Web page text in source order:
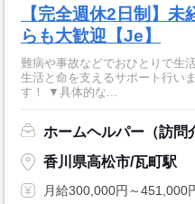
【完全週休2日制】
らも大歓迎【Je】
難病や事故などでおひとりで生
生活と命を支えるサポート行います。 ◎未経験から始める
す！ ▼具体的な...
ホームヘルパー（訪問
香川県高松市/瓦町駅
月給300,000円～451,000